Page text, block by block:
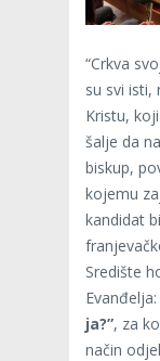
“Crkva
su svi isti,
Kristu,
šalje da
biskup,
kojemu
kandidat
Središte
Evanđelja:
ja?”, za
način